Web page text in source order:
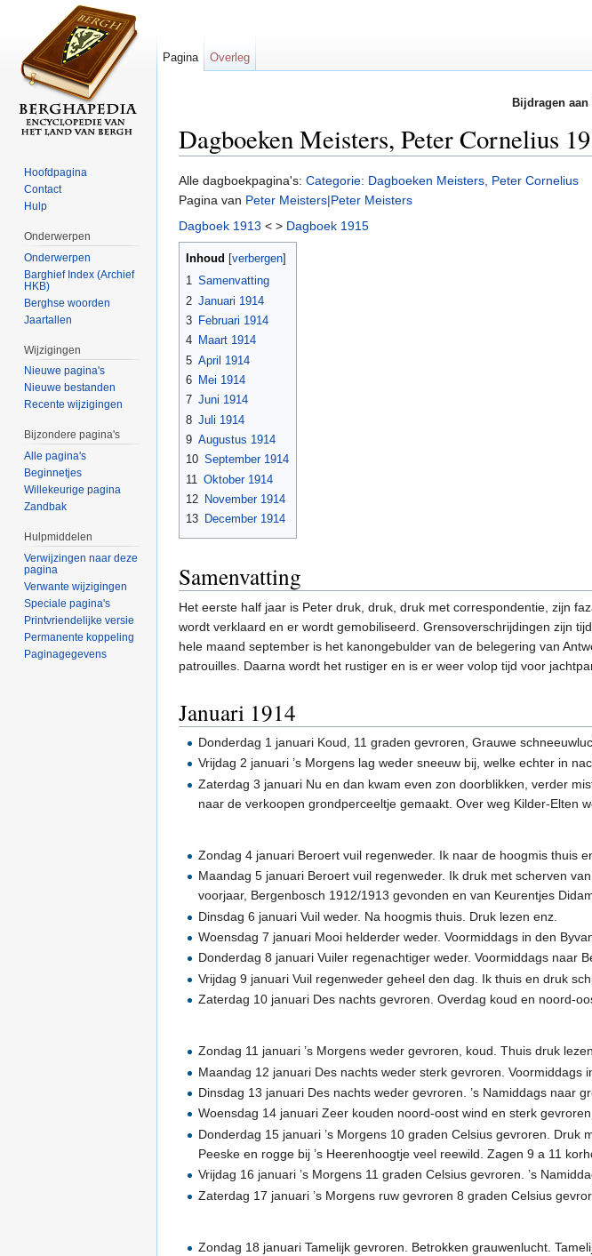
Bijdragen
Dagboeken Meisters, Peter Cornelius
Alle dagboekpagina's: Categorie: Dagboeken Meisters, Peter Cornelius
Pagina van Peter Meisters|Peter Meisters
Dagboek 1913 < > Dagboek 1915
Inhoud verbergen
1 Samenvatting
2 Januari 1914
3 Februari 1914
4 Maart 1914
5 April 1914
6 Mei 1914
7 Juni 1914
8 Juli 1914
9 Augustus 1914
10 September 1914
11 Oktober 1914
12 November 1914
13 December 1914
Samenvatting
Het eerste half jaar is Peter druk, druk, druk met correspondentie, zijn
wordt verklaard en er wordt gemobiliseerd. Grensoverschrijdingen zijn
hele maand september is het kanongebulder van de belegering van
patrouilles. Daarna wordt het rustiger en is er weer volop tijd voor
Januari 1914
Donderdag 1 januari Koud, 11 graden gevroren, Grauwe
Vrijdag 2 januari ’s Morgens lag weder sneeuw bij, welke echter in
Zaterdag 3 januari Nu en dan kwam even zon doorblikken, verder
naar de verkoopen grondperceeltje gemaakt. Over weg Kilder-Elten
Zondag 4 januari Beroert vuil regenweder. Ik naar de hoogmis thuis
Maandag 5 januari Beroert vuil regenweder. Ik druk met scherven
voorjaar, Bergenbosch 1912/1913 gevonden en van Keurentjes
Dinsdag 6 januari Vuil weder. Na hoogmis thuis. Druk lezen enz.
Woensdag 7 januari Mooi helderder weder. Voormiddags in den
Donderdag 8 januari Vuiler regenachtiger weder. Voormiddags naar
Vrijdag 9 januari Vuil regenweder geheel den dag. Ik thuis en druk
Zaterdag 10 januari Des nachts gevroren. Overdag koud en noord-
Zondag 11 januari ’s Morgens weder gevroren, koud. Thuis druk
Maandag 12 januari Des nachts weder sterk gevroren. Voormiddags
Dinsdag 13 januari Des nachts weder gevroren. ’s Namiddags naar
Woensdag 14 januari Zeer kouden noord-oost wind en sterk
Donderdag 15 januari ’s Morgens 10 graden Celsius gevroren.
Peeske en rogge bij ’s Heerenhoogtje veel reewild. Zagen 9 a 11
Vrijdag 16 januari ’s Morgens 11 graden Celsius gevroren. ’s
Zaterdag 17 januari ’s Morgens ruw gevroren 8 graden Celsius
Zondag 18 januari Tamelijk gevroren. Betrokken grauwenlucht.
Pagina Overleg
Hoofdpagina
Contact
Hulp
Onderwerpen
Onderwerpen
Barghief Index (Archief
HKB)
Berghse woorden
Jaartallen
Wijzigingen
Nieuwe pagina's
Nieuwe bestanden
Recente wijzigingen
Bijzondere pagina's
Alle pagina's
Beginnetjes
Willekeurige pagina
Zandbak
Hulpmiddelen
Verwijzingen naar deze
pagina
Verwante wijzigingen
Speciale pagina's
Printvriendelijke versie
Permanente koppeling
Paginagegevens